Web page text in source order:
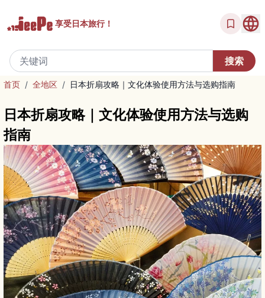
享受日本旅行！
首页 / 全地区 / 日本折扇攻略｜文化体验使用方法与选购指南
日本折扇攻略｜文化体验使用方法与选购
指南